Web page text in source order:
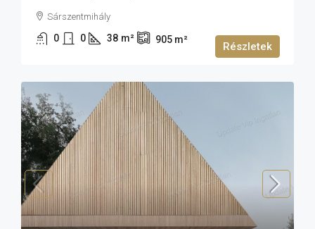
Sárszentmihály
0 0 38 m² 905 m²
Részletek